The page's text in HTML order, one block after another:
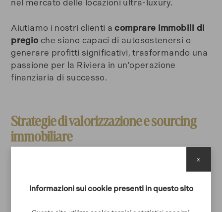
nel mercato delle locazioni ultra-luxury.
Aiutiamo i nostri clienti acomprare immobili di
pregio che siano capaci di autosostenersi o
generare profitti significativi, trasformando una
passione per la Riviera in un'operazione
finanziaria di successo.
Strategie di valorizzazione e sourcing
immobiliare
necessiti di interventi per splendere
ristrutturazione e valorizzazione , garantendo
Informazioni sui cookie presenti in questo sito
x